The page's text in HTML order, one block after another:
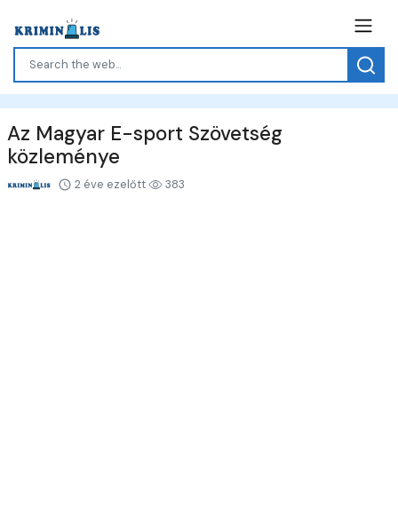
Az Magyar E-sport Szövetség
közleménye
2 éve ezelőtt 383